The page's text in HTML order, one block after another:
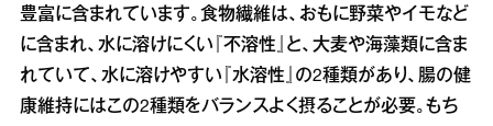
豊富に含まれています。食物繊維は、おもに野菜やイモなど
に含まれ、水に溶けにくい『不溶性』と、大麦や海藻類に含ま
れていて、水に溶けやすい『水溶性』の2種類があり、腸の健
康維持にはこの2種類をバランスよく摂ることが必要。もち